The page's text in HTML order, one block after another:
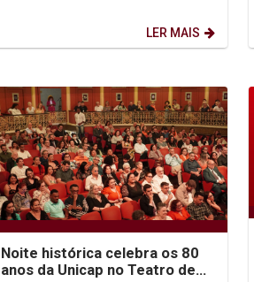
LER MAIS
Noite histórica celebra os 80
anos da Unicap no Teatro de